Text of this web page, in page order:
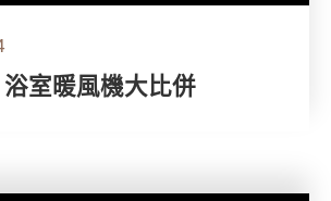
室暖風機大比併